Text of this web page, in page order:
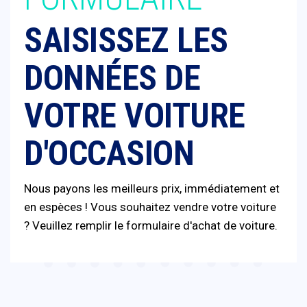
SAISISSEZ LES
DONNÉES DE
VOTRE VOITURE
D'OCCASION
Nous payons les meilleurs prix, immédiatement et
en espèces ! Vous souhaitez vendre votre voiture
? Veuillez remplir le formulaire d'achat de voiture.